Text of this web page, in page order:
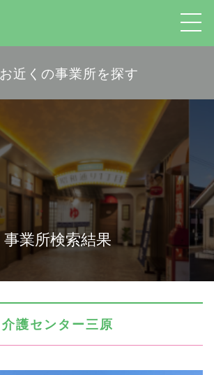
お近くの事業所を探す
事業所検索結果
介護センター三原